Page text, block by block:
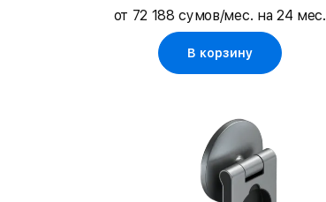
от 72 188 сумов/мес. на 24 мес.
В корзину